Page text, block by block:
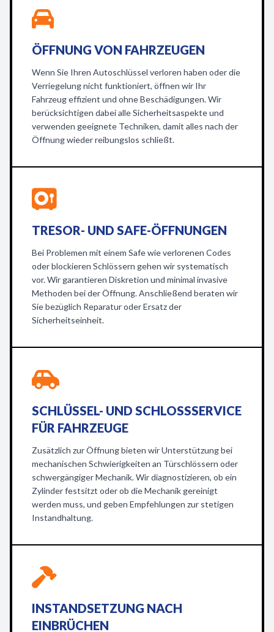
ÖFFNUNG VON FAHRZEUGEN
Wenn Sie Ihren Autoschlüssel verloren haben oder die
Verriegelung nicht funktioniert, öffnen wir Ihr
Fahrzeug effizient und ohne Beschädigungen. Wir
berücksichtigen dabei alle Sicherheitsaspekte und
verwenden geeignete Techniken, damit alles nach der
Öffnung wieder reibungslos schließt.
TRESOR- UND SAFE-ÖFFNUNGEN
Bei Problemen mit einem Safe wie verlorenen Codes
oder blockieren Schlössern gehen wir systematisch
vor. Wir garantieren Diskretion und minimal invasive
Methoden bei der Öffnung. Anschließend beraten wir
Sie bezüglich Reparatur oder Ersatz der
Sicherheitseinheit.
SCHLÜSSEL- UND SCHLOSSSERVICE
FÜR FAHRZEUGE
Zusätzlich zur Öffnung bieten wir Unterstützung bei
mechanischen Schwierigkeiten an Türschlössern oder
schwergängiger Mechanik. Wir diagnostizieren, ob ein
Zylinder festsitzt oder ob die Mechanik gereinigt
werden muss, und geben Empfehlungen zur stetigen
Instandhaltung.
INSTANDSETZUNG NACH
EINBRÜCHEN